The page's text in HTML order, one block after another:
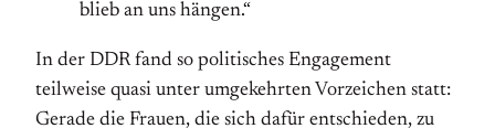
blieb an uns hängen.“
In der DDR fand so politisches Engagement
teilweise quasi unter umgekehrten Vorzeichen statt:
Gerade die Frauen, die sich dafür entschieden, zu